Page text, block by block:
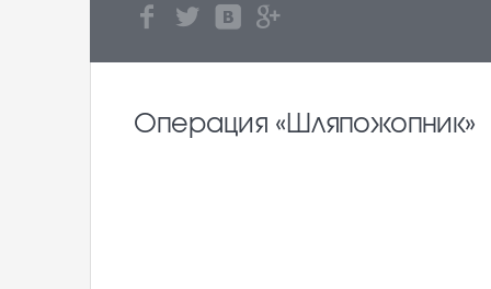
Операция «Шляпожопник»